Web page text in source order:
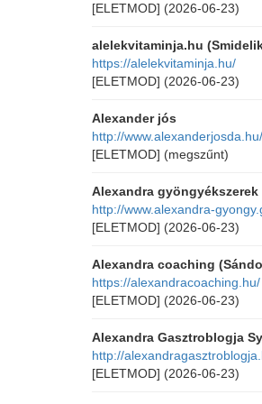
[ELETMOD] (2026-06-23)
alelekvitaminja.hu
https://alelekvitaminja.hu/
[ELETMOD] (2026-06-23)
Alexander jós
http://www.alexanderjosda.hu/
[ELETMOD] (megszűnt)
Alexandra gyöngyékszerek
http://www.alexandra-
[ELETMOD] (2026-06-23)
Alexandra coaching
https://alexandracoaching.hu/
[ELETMOD] (2026-06-23)
Alexandra Gasztroblogja
http://
[ELETMOD] (2026-06-23)